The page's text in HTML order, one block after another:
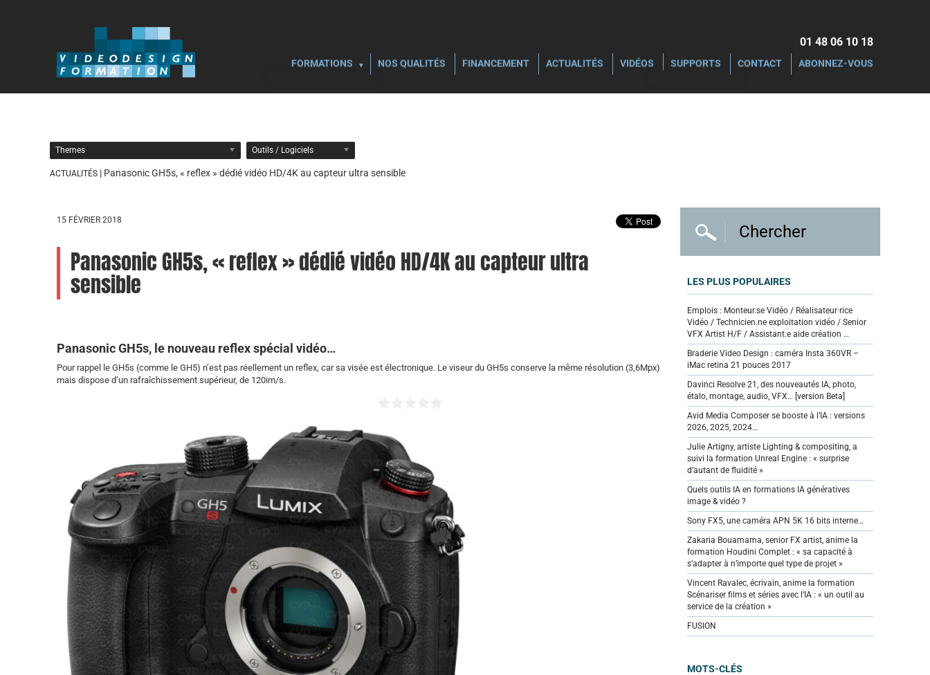
01 48 06 10 18‬
FORMATIONS NOS QUALITÉS FINANCEMENT ACTUALITÉS VIDÉOS SUPPORTS CONTACT ABONNEZ-VOUS
Themes Outils / Logiciels
ACTUALITÉS | Panasonic GH5s, « reflex » dédié vidéo HD/4K au capteur ultra sensible
15 FÉVRIER 2018
Panasonic GH5s, « reflex » dédié vidéo HD/4K au capteur ultra
sensible
Panasonic GH5s, le nouveau reflex spécial vidéo…
Pour rappel le GH5s (comme le GH5) n’est pas réellement un reflex, car sa visée est électronique. Le viseur du GH5s conserve la même résolution (3,6Mpx)
mais dispose d’un rafraîchissement supérieur, de 120im/s.
LES PLUS POPULAIRES
Emplois : Monteur.se Vidéo / Réalisateur·rice
Vidéo / Technicien.ne exploitation vidéo / Senior
VFX Artist H/F / Assistant.e aide création …
Braderie Video Design : caméra Insta 360VR –
iMac retina 21 pouces 2017
Davinci Resolve 21, des nouveautés IA, photo,
étalo, montage, audio, VFX… [version Beta]
Avid Media Composer se booste à l’IA : versions
2026, 2025, 2024…
Julie Artigny, artiste Lighting & compositing, a
suivi la formation Unreal Engine : « surprise
d’autant de fluidité »
Quels outils IA en formations IA génératives
image & vidéo ?
Sony FX5, une caméra APN 5K 16 bits interne…
Zakaria Bouamama, senior FX artist, anime la
formation Houdini Complet : « sa capacité à
s’adapter à n’importe quel type de projet »
Vincent Ravalec, écrivain, anime la formation
Scénariser films et séries avec l’IA : « un outil au
service de la création »
FUSION
MOTS-CLÉS